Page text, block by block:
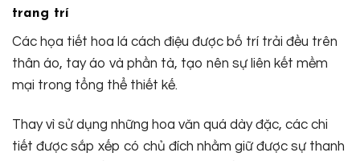
trang trí
Các họa tiết hoa lá cách điệu được bố trí trải đều trên
thân áo, tay áo và phần tà, tạo nên sự liên kết mềm
mại trong tổng thể thiết kế.
Thay vì sử dụng những hoa văn quá dày đặc, các chi
tiết được sắp xếp có chủ đích nhằm giữ được sự thanh